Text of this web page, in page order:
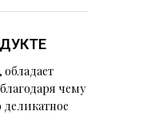
чему